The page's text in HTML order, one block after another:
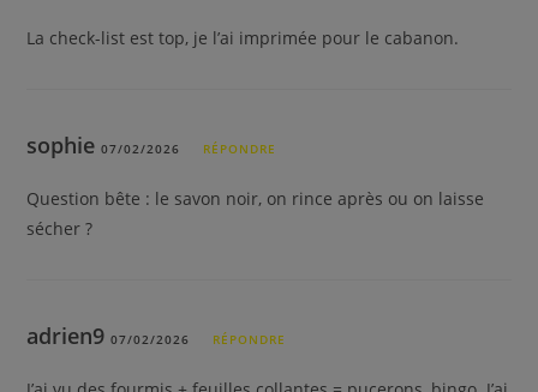
La check-list est top, je l’ai imprimée pour le cabanon.
sophie07/02/2026 RÉPONDRE
Question bête : le savon noir, on rince après ou on laisse
sécher ?
adrien907/02/2026 RÉPONDRE